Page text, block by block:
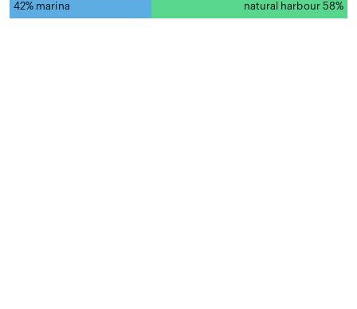
42% marina natural harbour 58%